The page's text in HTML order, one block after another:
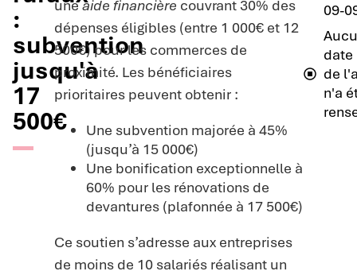
:
subvention
jusqu'à
17
500€
uneaide financière couvrant 30% des
dépenses éligibles (entre 1 000€ et 12
500€) pour les commerces de
proximité. Les bénéficiaires
prioritaires peuvent obtenir :
Une subvention majorée à 45%
(jusqu’à 15 000€)
Une bonification exceptionnelle à
60% pour les rénovations de
devantures (plafonnée à 17 500€)
Ce soutien s’adresse aux entreprises
de moins de 10 salariés réalisant un
09-
date
de
n'a